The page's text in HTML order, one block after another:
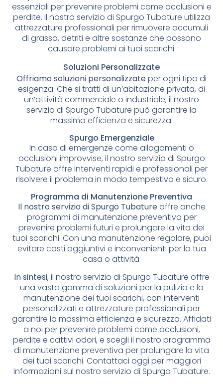
essenziali per prevenire problemi come occlusioni e
perdite. Il nostro servizio di Spurgo Tubature utilizza
attrezzature professionali per rimuovere accumuli
di grasso, detriti e altre sostanze che possono
causare problemi ai tuoi scarichi.
Soluzioni Personalizzate
Offriamo soluzioni personalizzateper ogni tipo di
esigenza. Che si tratti di un’abitazione privata, di
un’attività commerciale o industriale, il nostro
servizio di Spurgo Tubature può garantire la
massima efficienza e sicurezza.
Spurgo Emergenziale
In caso di emergenze come allagamenti o
occlusioni improvvise, il nostro servizio di Spurgo
Tubature offre interventi rapidi e professionali per
risolvere il problema in modo tempestivo e sicuro.
Programma di Manutenzione Preventiva
Il nostro servizio di Spurgo Tubatureoffre anche
programmi di manutenzione preventiva per
prevenire problemi futuri e prolungare la vita dei
tuoi scarichi. Con una manutenzione regolare, puoi
evitare costi aggiuntivi e inconvenienti per la tua
casa o attività.
In sintesi, il nostro servizio di Spurgo Tubature offre
una vasta gamma di soluzioni per la pulizia e la
manutenzione dei tuoi scarichi, con interventi
personalizzati e attrezzature professionali per
garantire la massima efficienza e sicurezza. Affidati
a noi per prevenire problemi come occlusioni,
perdite e cattivi odori, e scegli il nostro programma
di manutenzione preventiva per prolungare la vita
dei tuoi scarichi. Contattaci oggi per maggiori
informazioni sul nostro servizio di Spurgo Tubature.